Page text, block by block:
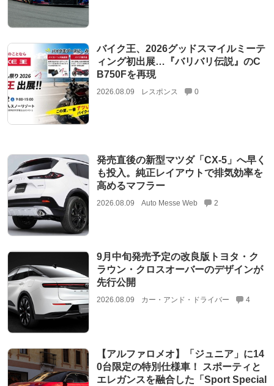
バイク王、2026グッドスマイルミーテ
ィング初出展…『バリバリ伝説』のC
B750Fを再現
2026.08.09 レスポンス 0
発売直後の新型マツダ「CX-5」へ早く
も投入。純正レイアウトで排気効率を
高めるマフラー
2026.08.09 Auto Messe Web 2
9月中旬発売予定の改良版トヨタ・ク
ラウン・クロスオーバーのデザインが
先行公開
2026.08.09 カー・アンド・ドライバー 4
【アルファロメオ】「ジュニア」に14
0台限定の特別仕様車！ スポーティと
エレガンスを融合した「Sport Special